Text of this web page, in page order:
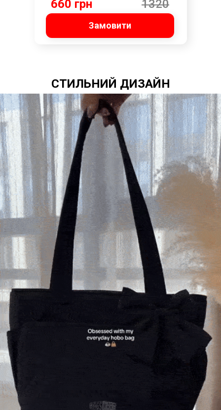
1320
660 грн
Замовити
СТИЛЬНИЙ ДИЗАЙН